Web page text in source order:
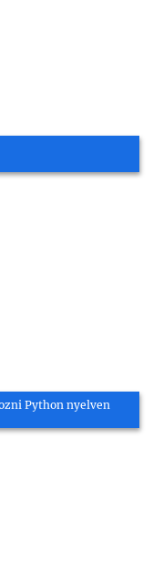
Python nyelven